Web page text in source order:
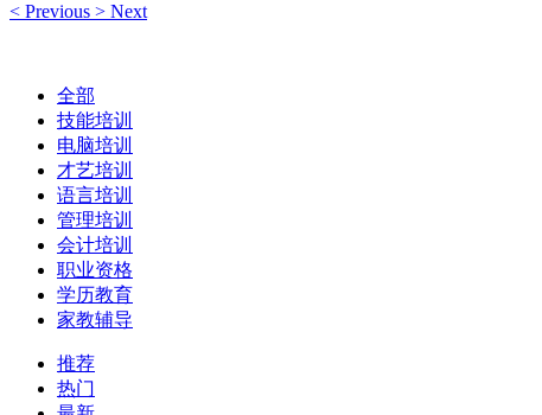
< Previous > Next
全部
技能培训
电脑培训
才艺培训
语言培训
管理培训
会计培训
职业资格
学历教育
家教辅导
推荐
热门